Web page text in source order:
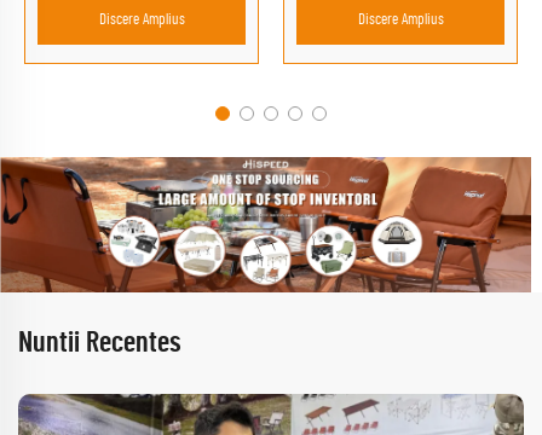
expeditiones exteriores
Discere Amplius
Cubiculum
Discere Amplius
Nuntii Recentes